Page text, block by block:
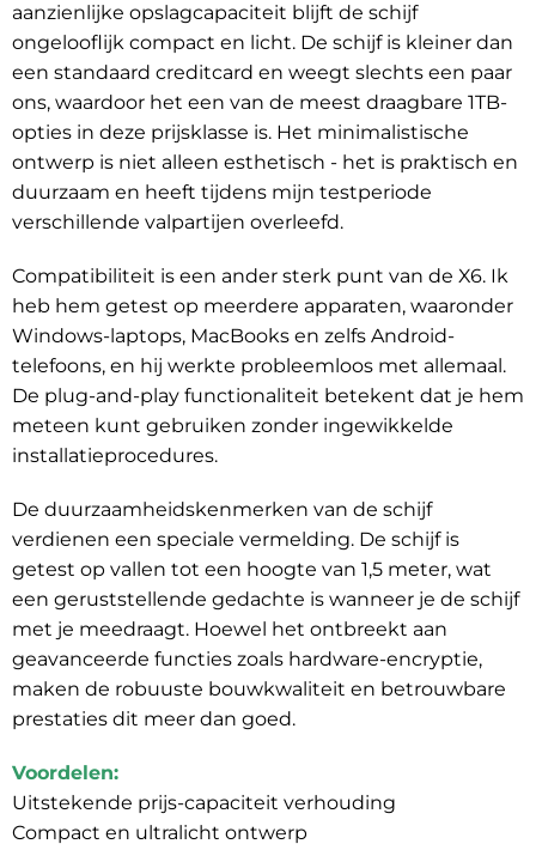
aanzienlijke opslagcapaciteit blijft de schijf
ongelooflijk compact en licht. De schijf is kleiner dan
een standaard creditcard en weegt slechts een paar
ons, waardoor het een van de meest draagbare 1TB-
opties in deze prijsklasse is. Het minimalistische
ontwerp is niet alleen esthetisch - het is praktisch en
duurzaam en heeft tijdens mijn testperiode
verschillende valpartijen overleefd.
Compatibiliteit is een ander sterk punt van de X6. Ik
heb hem getest op meerdere apparaten, waaronder
Windows-laptops, MacBooks en zelfs Android-
telefoons, en hij werkte probleemloos met allemaal.
De plug-and-play functionaliteit betekent dat je hem
meteen kunt gebruiken zonder ingewikkelde
installatieprocedures.
De duurzaamheidskenmerken van de schijf
verdienen een speciale vermelding. De schijf is
getest op vallen tot een hoogte van 1,5 meter, wat
een geruststellende gedachte is wanneer je de schijf
met je meedraagt. Hoewel het ontbreekt aan
geavanceerde functies zoals hardware-encryptie,
maken de robuuste bouwkwaliteit en betrouwbare
prestaties dit meer dan goed.
Voordelen:
Uitstekende prijs-capaciteit verhouding
Compact en ultralicht ontwerp